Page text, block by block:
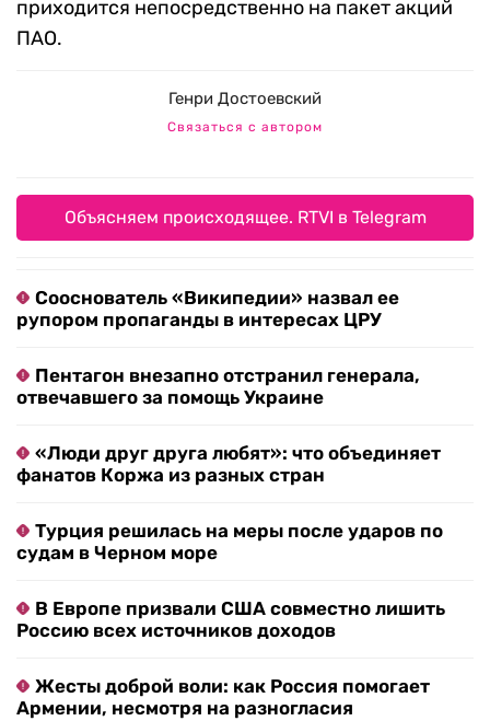
приходится непосредственно на пакет акций
ПАО.
Генри Достоевский
Связаться с автором
Объясняем происходящее. RTVI в Telegram
Сооснователь «Википедии» назвал ее
рупором пропаганды в интересах ЦРУ
Пентагон внезапно отстранил генерала,
отвечавшего за помощь Украине
«Люди друг друга любят»: что объединяет
фанатов Коржа из разных стран
Турция решилась на меры после ударов по
судам в Черном море
В Европе призвали США совместно лишить
Россию всех источников доходов
Жесты доброй воли: как Россия помогает
Армении, несмотря на разногласия